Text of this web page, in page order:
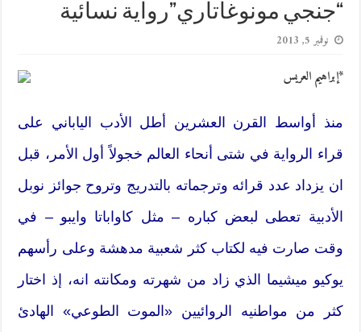
“جنجي مونوغاتاري”رواية نسائية
نوفمبر 5, 2013
*إبراهيم العريس
منذ أواسط القرن العشرين أطل الأدب الياباني على
قراء الرواية في شتى أنحاء العالم خجولاً أول الأمر، قبل
ان يزداد عدد قرائه وترجماته بالتدريج وتروح جوائز نوبل
الأدبية تعطى لبعض كباره – مثل كاواباتا وايبو – في
وقت صارت فيه لكتاب كثر شعبية مدهشة وعلى رأسهم
يوكيو ميشيما الذي زاد من شهرته ومكانته انه، إذ اختار
كثر من مواطنيه الروائيين «الموت الطوعي» الهادئ